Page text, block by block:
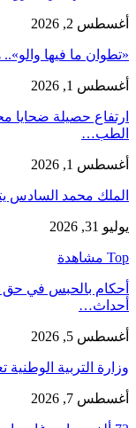
أغسطس 2, 2026
«تطوان ما فيها والو»..
أغسطس 1, 2026
الطب…
أغسطس 1, 2026
الملك محمد السادس
يوليو 31, 2026
Top مشاهدة
أحكام بالحبس في حق
أحداث…
أغسطس 5, 2026
وزارة التربية
أغسطس 7, 2026